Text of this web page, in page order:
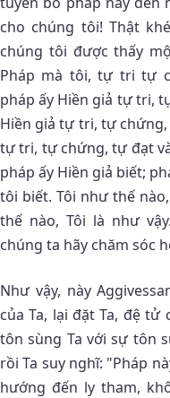
cho chúng tôi! Thật
chúng tôi được thấy
Pháp mà tôi, tự tri tự
pháp ấy Hiền giả tự tri,
Hiền giả tự tri, tự
tự tri, tự chứng, tự đạt
pháp ấy Hiền giả biết;
tôi biết. Tôi như thế
thế nào, Tôi là như
chúng ta hãy chăm sóc
Như vậy, này
của Ta, lại đặt Ta, đệ tử
tôn sùng Ta với sự tôn
rồi Ta suy nghĩ: "Pháp
hướng đến ly tham,